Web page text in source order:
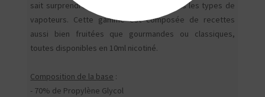
sait surprendre mais aussi convaincre tous les types de
vapoteurs. Cette gamme est composée de recettes
aussi bien fruitées que gourmandes ou classiques,
toutes disponibles en 10ml nicotiné.
Composition de la base :
- 70% de Propylène Glycol